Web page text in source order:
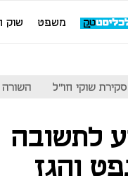
משפט שוק
סקירת שוקי חו"ל
לתשובה
והגז